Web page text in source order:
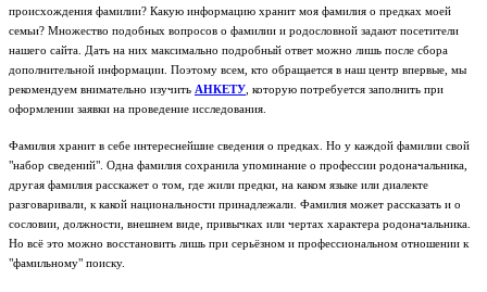
происхождения фамилии? Какую информацию хранит моя фамилия о предках моей
семьи? Множество подобных вопросов о фамилии и родословной задают посетители
нашего сайта. Дать на них максимально подробный ответ можно лишь после сбора
дополнительной информации. Поэтому всем, кто обращается в наш центр впервые, мы
рекомендуем внимательно изучить АНКЕТУ , которую потребуется заполнить при
оформлении заявки на проведение исследования.
Фамилия хранит в себе интереснейшие сведения о предках. Но у каждой фамилии свой
"набор сведений". Одна фамилия сохранила упоминание о профессии родоначальника,
другая фамилия расскажет о том, где жили предки, на каком языке или диалекте
разговаривали, к какой национальности принадлежали. Фамилия может рассказать и о
сословии, должности, внешнем виде, привычках или чертах характера родоначальника.
Но всё это можно восстановить лишь при серьёзном и профессиональном отношении к
"фамильному" поиску.